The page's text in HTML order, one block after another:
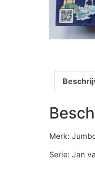
Merk:
Serie: Jan